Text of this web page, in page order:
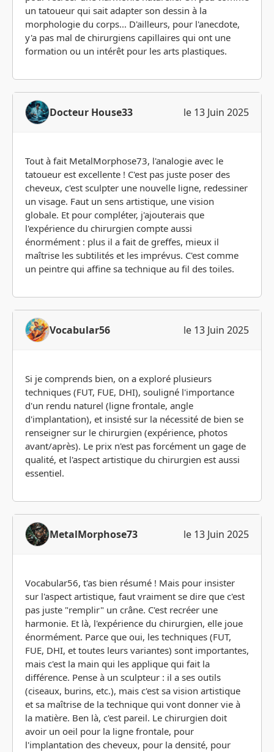
un tatoueur qui sait adapter son dessin à la
morphologie du corps... D'ailleurs, pour l'anecdote,
y'a pas mal de chirurgiens capillaires qui ont une
formation ou un intérêt pour les arts plastiques.
Docteur House33 le 13 Juin 2025
Tout à fait MetalMorphose73, l'analogie avec le
tatoueur est excellente ! C'est pas juste poser des
cheveux, c'est sculpter une nouvelle ligne, redessiner
un visage. Faut un sens artistique, une vision
globale. Et pour compléter, j'ajouterais que
l'expérience du chirurgien compte aussi
énormément : plus il a fait de greffes, mieux il
maîtrise les subtilités et les imprévus. C'est comme
un peintre qui affine sa technique au fil des toiles.
Vocabular56 le 13 Juin 2025
Si je comprends bien, on a exploré plusieurs
techniques (FUT, FUE, DHI), souligné l'importance
d'un rendu naturel (ligne frontale, angle
d'implantation), et insisté sur la nécessité de bien se
renseigner sur le chirurgien (expérience, photos
avant/après). Le prix n'est pas forcément un gage de
qualité, et l'aspect artistique du chirurgien est aussi
essentiel.
MetalMorphose73 le 13 Juin 2025
Vocabular56, t'as bien résumé ! Mais pour insister
sur l'aspect artistique, faut vraiment se dire que c'est
pas juste "remplir" un crâne. C'est recréer une
harmonie. Et là, l'expérience du chirurgien, elle joue
énormément. Parce que oui, les techniques (FUT,
FUE, DHI, et toutes leurs variantes) sont importantes,
mais c'est la main qui les applique qui fait la
différence. Pense à un sculpteur : il a ses outils
(ciseaux, burins, etc.), mais c'est sa vision artistique
et sa maîtrise de la technique qui vont donner vie à
la matière. Ben là, c'est pareil. Le chirurgien doit
avoir un oeil pour la ligne frontale, pour
l'implantation des cheveux, pour la densité, pour